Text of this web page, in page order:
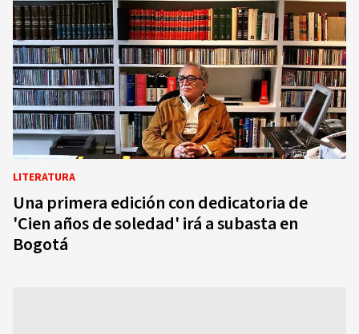
LITERATURA
Una primera edición con dedicatoria de
'Cien años de soledad' irá a subasta en
Bogotá